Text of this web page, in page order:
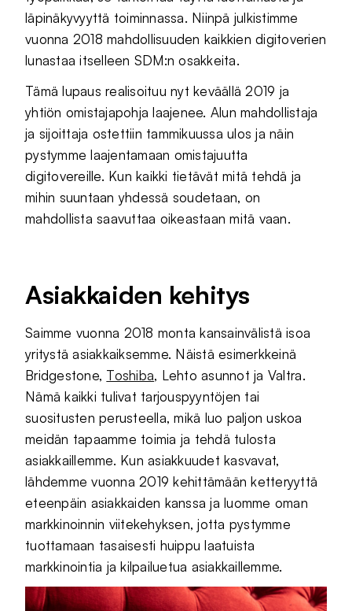
läpinäkyvyyttä toiminnassa. Niinpä julkistimme
vuonna 2018 mahdollisuuden kaikkien digitoverien
lunastaa itselleen SDM:n osakkeita.
Tämä lupaus realisoituu nyt keväällä 2019 ja
yhtiön omistajapohja laajenee. Alun mahdollistaja
ja sijoittaja ostettiin tammikuussa ulos ja näin
pystymme laajentamaan omistajuutta
digitovereille. Kun kaikki tietävät mitä tehdä ja
mihin suuntaan yhdessä soudetaan, on
mahdollista saavuttaa oikeastaan mitä vaan.
Asiakkaiden kehitys
Saimme vuonna 2018 monta kansainvälistä isoa
yritystä asiakkaiksemme. Näistä esimerkkeinä
Bridgestone, Toshiba, Lehto asunnot ja Valtra.
Nämä kaikki tulivat tarjouspyyntöjen tai
suositusten perusteella, mikä luo paljon uskoa
meidän tapaamme toimia ja tehdä tulosta
asiakkaillemme. Kun asiakkuudet kasvavat,
lähdemme vuonna 2019 kehittämään ketteryyttä
eteenpäin asiakkaiden kanssa ja luomme oman
markkinoinnin viitekehyksen, jotta pystymme
tuottamaan tasaisesti huippu laatuista
markkinointia ja kilpailuetua asiakkaillemme.